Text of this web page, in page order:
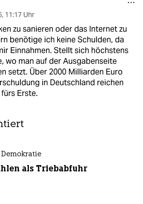
, 11:17 Uhr
zu sanieren oder das Internet zu
benötige ich keine Schulden, da
Einnahmen. Stellt sich höchstens
wo man auf der Ausgabenseite
setzt. Über 2000 Milliarden Euro
in Deutschland reichen
Erste.
als Triebabfuhr